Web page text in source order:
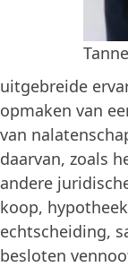
uitgebreide
opmaken van
van
daarvan, zoals
andere
koop,
echtscheiding,
besloten